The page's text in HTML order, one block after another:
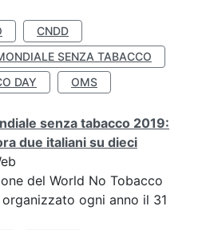
CNDD
SENZA TABACCO
DAY
OMS
senza tabacco 2019:
due italiani su dieci
del World No Tobacco
ogni anno il 31